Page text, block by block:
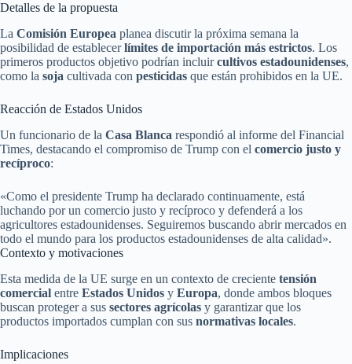
Detalles de la propuesta
La Comisión Europea planea discutir la próxima semana la
posibilidad de establecerlímites de importación más estrictos. Los
primeros productos objetivo podrían incluircultivos estadounidenses,
como la soja cultivada con pesticidas que están prohibidos en la UE.
Reacción de Estados Unidos
Un funcionario de la Casa Blanca respondió al informe del Financial
Times, destacando el compromiso de Trump con el comercio justo y
recíproco:
«Como el presidente Trump ha declarado continuamente, está
luchando por un comercio justo y recíproco y defenderá a los
agricultores estadounidenses. Seguiremos buscando abrir mercados en
todo el mundo para los productos estadounidenses de alta calidad».
Contexto y motivaciones
Esta medida de la UE surge en un contexto de creciente tensión
comercial entre Estados Unidos y Europa, donde ambos bloques
buscan proteger a sus sectores agrícolas y garantizar que los
productos importados cumplan con sus normativas locales.
Implicaciones